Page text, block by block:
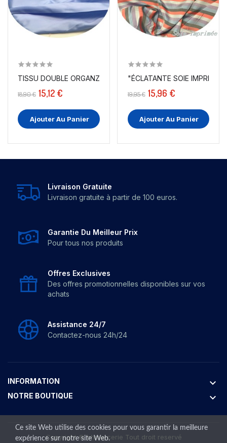
TISSU DOUBLE ORGANZA DE SOIE CIEL AU MÈTRE...
18,90 € 15,12 €
Ajouter Au Panier
"ÉCLATANTE SOIE IMPRIMÉE
19,95 € 15,96 €
Ajouter Au Panier
Livraison Gratuite
Livraison gratuite à partir de 100 euros.
Garantie Du Meilleur Prix
Pour tous nos produits
Offres Exclusives
Des offres promotionnelles disponibles sur vos
achats
Assistance 24/7
Contactez-nous 24h/24
INFORMATION keyboard_arrow_down
NOTRE BOUTIQUE keyboard_arrow_down
Copyright ©bhmercerie Tout droit reservé
Ce site Web utilise des cookies pour vous garantir la meilleure
expérience sur notre site Web.